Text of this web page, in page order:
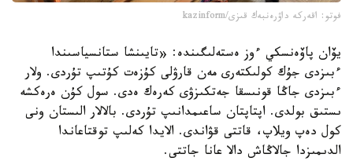
فوتو: اقەركە داۋرەنبەك قىزى/kazinform
يۆان پاۆەنسكي ءوز ەستەلىگىندە: «تايىنشا ستانسياسىندا
ءبىزدى جۇك كولىكتەرى مەن قارۋلى كۇزەت كۇتىپ تۇردى. ولار
ءبىزدى جاڭا قونىسقا جەتكىزۋى كەرەك ەدى. سول كۇن ەرەكشە
ىستىق بولدى. اپتاپتان ساعىمدانىپ تۇردى. بالالار الىستان ونى
كول دەپ ويلاپ، قاتتى قۋاندى. الايدا كەلىپ توقتاعاندا
الدىمىزدا جالاڭاش دالا عانا جاتتى.